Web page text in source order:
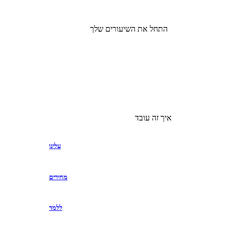
התחל את השיעורים שלך
איך זה עובד
עלינו
מחירים
ללמד